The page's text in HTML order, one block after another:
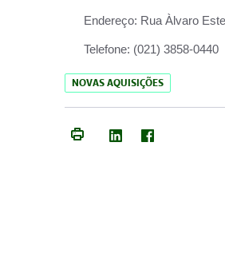
Endereço: Rua Àlvaro
Telefone: (021) 3858-0440
NOVAS AQUISIÇÕES